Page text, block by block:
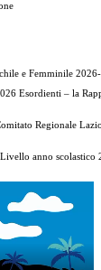
e Femminile
Esordienti – la
Regionale
anno scolastico